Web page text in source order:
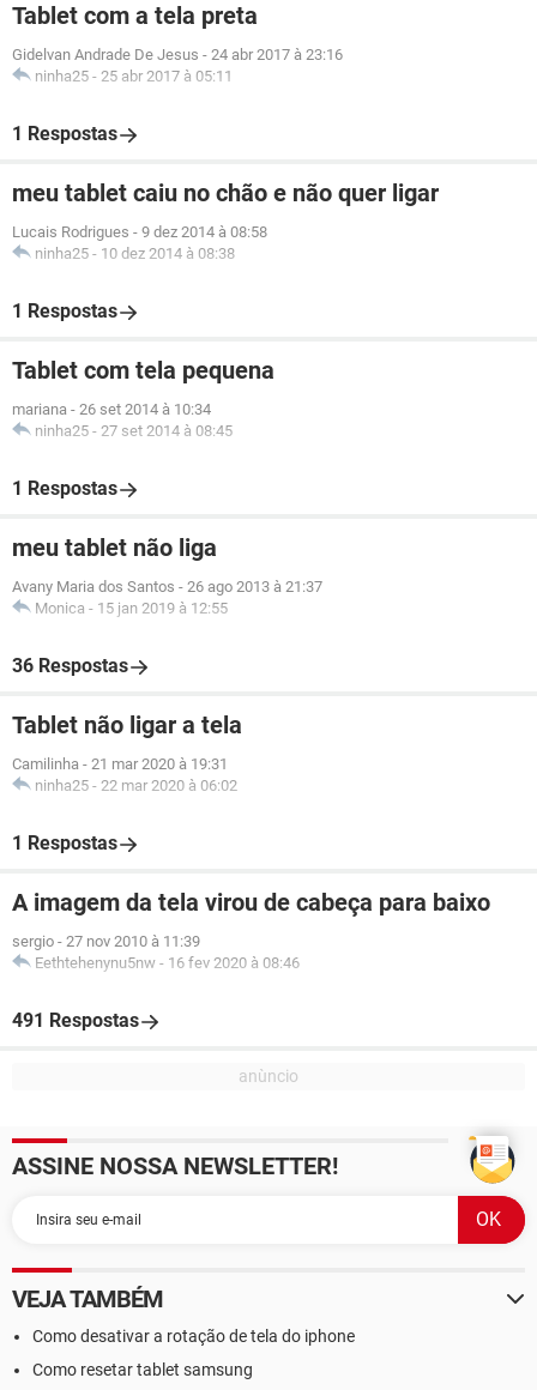
Tablet com a tela preta
Gidelvan Andrade De Jesus - 24 abr 2017 à 23:16
ninha25 - 25 abr 2017 à 05:11
1 Respostas
meu tablet caiu no chão e não quer ligar
Lucais Rodrigues - 9 dez 2014 à 08:58
ninha25 - 10 dez 2014 à 08:38
1 Respostas
Tablet com tela pequena
mariana - 26 set 2014 à 10:34
ninha25 - 27 set 2014 à 08:45
1 Respostas
meu tablet não liga
Avany Maria dos Santos - 26 ago 2013 à 21:37
Monica - 15 jan 2019 à 12:55
36 Respostas
Tablet não ligar a tela
Camilinha - 21 mar 2020 à 19:31
ninha25 - 22 mar 2020 à 06:02
1 Respostas
A imagem da tela virou de cabeça para baixo
sergio - 27 nov 2010 à 11:39
Eethtehenynu5nw - 16 fev 2020 à 08:46
491 Respostas
ASSINE NOSSA NEWSLETTER!
VEJA TAMBÉM
Como desativar a rotação de tela do iphone
Como resetar tablet samsung